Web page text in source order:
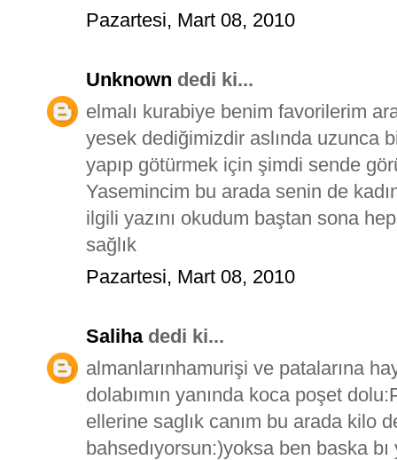
Pazartesi, Mart 08, 2010
Unknown dedi ki...
elmalı kurabiye benim favorilerim
yesek dediğimizdir aslında uzunca
yapıp götürmek için şimdi sende
Yasemincim bu arada senin de
ilgili yazını okudum baştan sona
sağlık
Pazartesi, Mart 08, 2010
Salihadedi ki...
almanlarınhamurişi ve patalarına
dolabımın yanında koca poşet
ellerine saglık canım bu arada kilo
bahsedıyorsun:)yoksa ben baska bı